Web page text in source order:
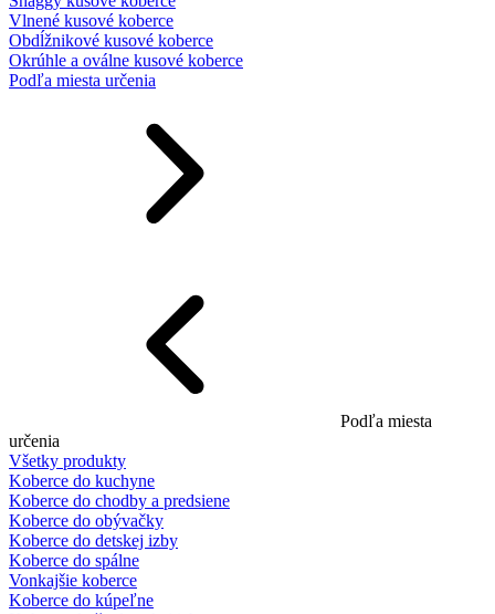
Vlnené kusové koberce
Obdĺžnikové kusové koberce
Okrúhle a oválne kusové koberce
Podľa miesta určenia
Podľa miesta
určenia
Všetky produkty
Koberce do kuchyne
Koberce do chodby a predsiene
Koberce do obývačky
Koberce do detskej izby
Koberce do spálne
Vonkajšie koberce
Koberce do kúpeľne